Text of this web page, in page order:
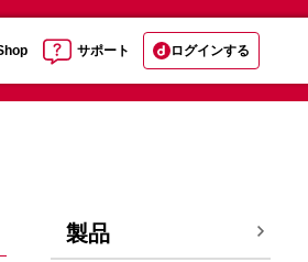
サポート ログインする
製品